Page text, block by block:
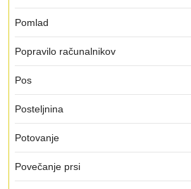
Pomlad
Popravilo računalnikov
Pos
Posteljnina
Potovanje
Povečanje prsi